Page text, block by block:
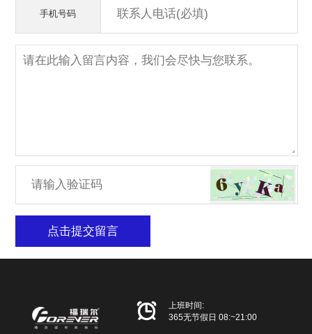
手机号码
点击提交留言

上班时间:
365无节假日 08:~21:00